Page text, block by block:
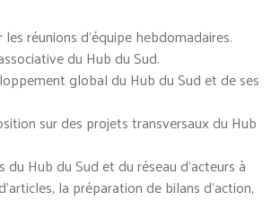
les réunions d’équipe hebdomadaires.
du Hub du Sud.
global du Hub du Sud et de ses
sur des projets transversaux du Hub
du Hub du Sud et du réseau d’acteurs à
la préparation de bilans d’action,